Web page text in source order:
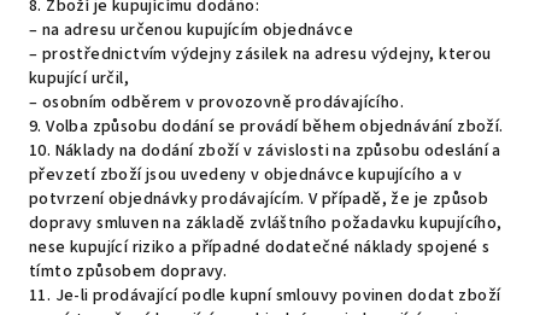
8. Zboží je kupujícímu dodáno:
– na adresu určenou kupujícím objednávce
– prostřednictvím výdejny zásilek na adresu výdejny, kterou
kupující určil,
– osobním odběrem v provozovně prodávajícího.
9. Volba způsobu dodání se provádí během objednávání zboží.
10. Náklady na dodání zboží v závislosti na způsobu odeslání a
převzetí zboží jsou uvedeny v objednávce kupujícího a v
potvrzení objednávky prodávajícím. V případě, že je způsob
dopravy smluven na základě zvláštního požadavku kupujícího,
nese kupující riziko a případné dodatečné náklady spojené s
tímto způsobem dopravy.
11. Je-li prodávající podle kupní smlouvy povinen dodat zboží